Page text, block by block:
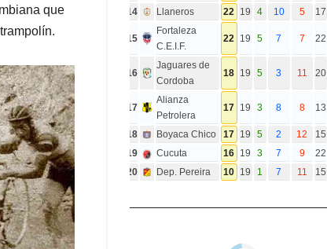
que
14 Llaneros 22 19 4 10 5 17
15
Fortaleza
C.E.I.F.
22 19 5 7 7 22
16
Jaguares de
Cordoba
18 19 5 3 11 20
17
Alianza
Petrolera
17 19 3 8 8 13
18 Boyaca Chico 17 19 5 2 12 15
19
Cucuta 16 19 3 7 9 22
20
Dep. Pereira 10 19 1 7 11 15